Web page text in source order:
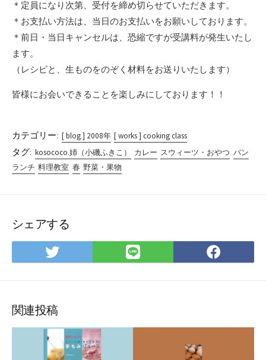
＊定員になり次第、受付を締め切らせていただきます。
＊お支払い方法は、当日のお支払いをお願いしております。
＊前日・当日キャンセルは、恐縮ですが受講料が発生いたし
ます。
（レシピと、生ものをのぞく材料をお送りいたします）
皆様にお会いできることを楽しみにしております！！
カテゴリー: [ blog ] 2008年 [ works ] cooking class
タグ: kosococo.姉（小磯ふきこ） カレー スウィーツ・おやつ パン
ランチ 料理教室 春 野菜・果物
シェアする
Twitter
で
LINE
で
で
関連投稿